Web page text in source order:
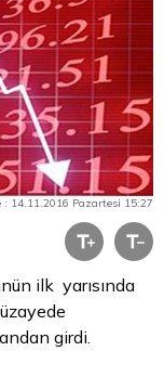
: 14.11.2016 Pazartesi 15:27
ilk yarısında
girdi.